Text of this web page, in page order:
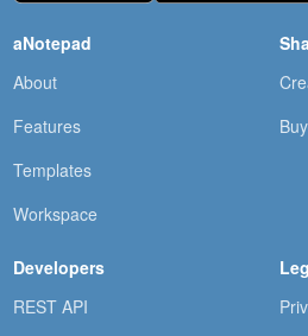
aNotepad
About
Features
Templates
Workspace
Developers
REST API